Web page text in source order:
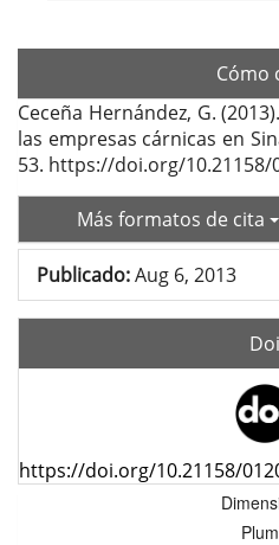
Cómo
Ceceña Hernández, G.
las empresas cárnicas en
53. https://doi.org/10.21158/
Más formatos de cita
Publicado:Aug 6, 2013
Doi
https://doi.org/10.21158/